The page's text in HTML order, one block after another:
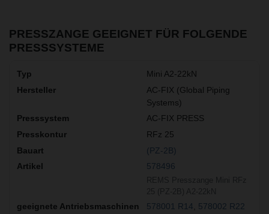
PRESSZANGE GEEIGNET FÜR FOLGENDE
PRESSSYSTEME
Mini A2-22kN
AC-FIX (Global Piping
Systems)
AC-FIX PRESS
RFz 25
(PZ-2B)
578496
578001 R14
578002 R22